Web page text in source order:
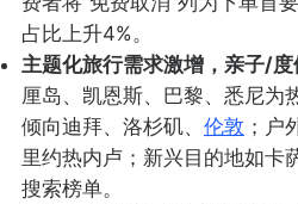
占比上升4%。
主题化旅行需求激增，亲子/
厘岛、凯恩斯、巴黎、悉尼为
倾向迪拜、洛杉矶、 伦敦 ；户
里约热内卢；新兴目的地如卡
搜索榜单。